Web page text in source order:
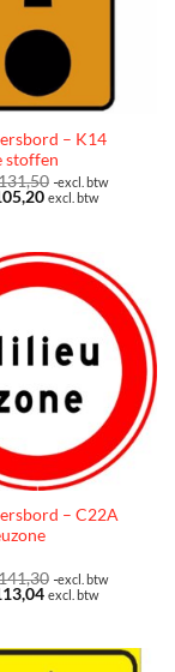
– K14
stoffen
Prijsklasse:
€57,70
excl. btw
Prijsklasse:
excl. btw
– C22A
Prijsklasse:
€71,05
excl. btw
Prijsklasse:
excl. btw